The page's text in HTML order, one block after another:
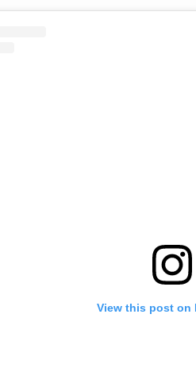
View this post on